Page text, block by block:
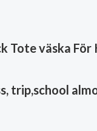
Tote väska För
trip,school